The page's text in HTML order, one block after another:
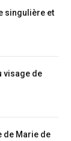
singulière et
visage de
de Marie de